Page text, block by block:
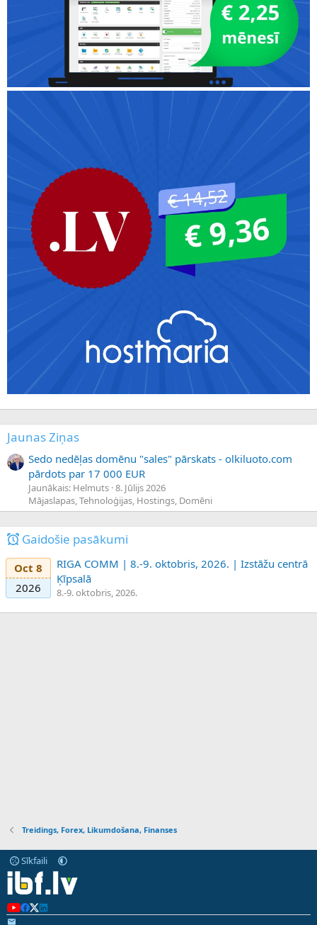
Jaunas Ziņas
Sedo nedēļas domēnu "sales" pārskats - olkiluoto.com
pārdots par 17 000 EUR
Jaunākais: Helmuts 8. Jūlijs 2026
Mājaslapas, Tehnoloģijas, Hostings, Domēni
Gaidošie pasākumi
Oct 8
2026
RIGA COMM | 8.-9. oktobris, 2026. | Izstāžu centrā
Ķīpsalā
8.-9. oktobris, 2026.
Treidings, Forex, Likumdošana, Finanses
Sīkfaili